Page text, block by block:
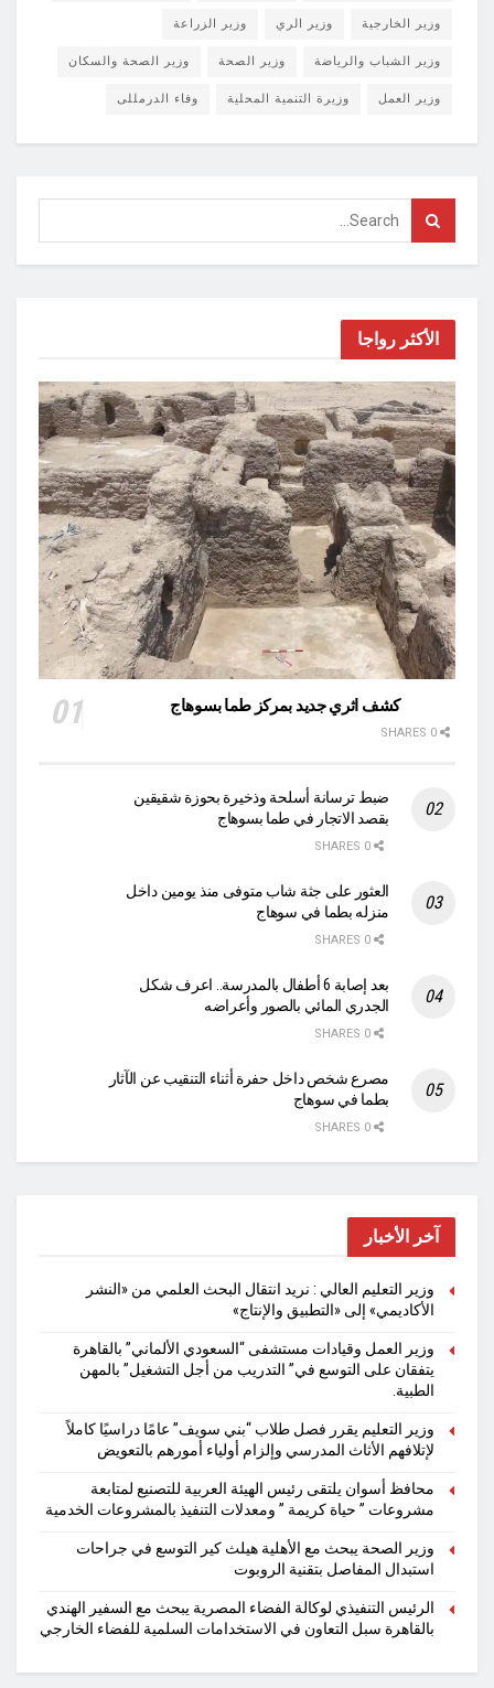
وزير الخارجية وزير الري وزير الزراعة
وزير الشباب والرياضة وزير الصحة وزير الصحة والسكان
وزير العمل وزيرة التنمية المحلية وفاء الدرمللى
الأكثر رواجا
كشف اثري جديد بمركز طما بسوهاج
ضبط ترسانة أسلحة وذخيرة بحوزة شقيقين
بقصد الاتجار في طما بسوهاج
العثور على جثة شاب متوفى منذ يومين داخل
منزله بطما في سوهاج
بعد إصابة 6 أطفال بالمدرسة.. اعرف شكل
الجدري المائي بالصور وأعراضه
مصرع شخص داخل حفرة أثناء التنقيب عن الآثار
بطما في سوهاج
آخر الأخبار
وزير التعليم العالي : نريد انتقال البحث العلمي من «النشر
الأكاديمي» إلى «التطبيق والإنتاج»
وزير العمل وقيادات مستشفى “السعودي الألماني” بالقاهرة
يتفقان على التوسع في” التدريب من أجل التشغيل” بالمهن
الطبية.
وزير التعليم يقرر فصل طلاب “بني سويف” عامًا دراسيًا كاملاً
لإتلافهم الأثاث المدرسي وإلزام أولياء أمورهم بالتعويض
محافظ أسوان يلتقى رئيس الهيئة العربية للتصنيع لمتابعة
مشروعات ” حياة كريمة ” ومعدلات التنفيذ بالمشروعات الخدمية
وزير الصحة يبحث مع الأهلية هيلث كير التوسع في جراحات
استبدال المفاصل بتقنية الروبوت
الرئيس التنفيذي لوكالة الفضاء المصرية يبحث مع السفير الهندي
بالقاهرة سبل التعاون في الاستخدامات السلمية للفضاء الخارجي